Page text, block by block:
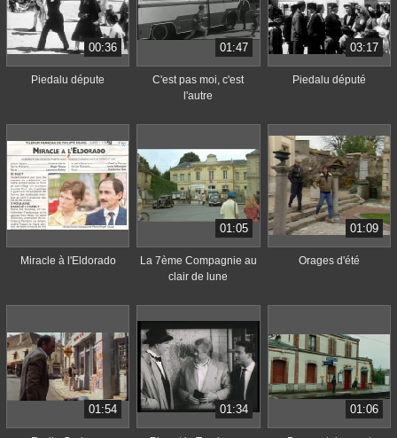
00:36
Piedalu députe
01:47
C'est pas moi, c'est
l'autre
03:17
Piedalu député
Miracle à l'Eldorado
01:05
La 7ème Compagnie au
clair de lune
01:09
Orages d'été
01:54 01:34 01:06